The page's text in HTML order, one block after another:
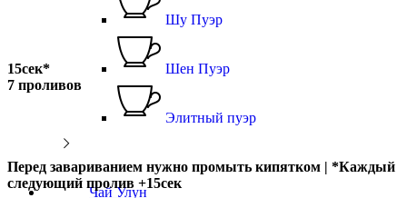
15сек*
7 проливов
Перед завариванием нужно промыть кипятком | *Каждый
следующий пролив +15сек
Шу Пуэр
Шен Пуэр
Элитный пуэр
Чай Улун